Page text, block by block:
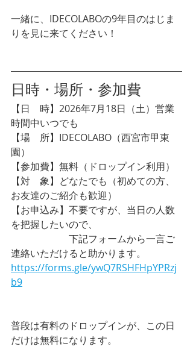
一緒に、IDECOLABOの9年目のはじま
りを見に来てください！
日時・場所・参加費
【日　時】2026年7月18日（土）営業
時間中いつでも
【場　所】IDECOLABO（西宮市甲東
園）
【参加費】無料（ドロップイン利用）
【対　象】どなたでも（初めての方、
お友達のご紹介も歓迎）
【お申込み】不要ですが、当日の人数
を把握したいので、
下記フォームから一言ご
連絡いただけると助かります。
https://forms.gle/ywQ7RSHFHpYPRzj
b9
普段は有料のドロップインが、この日
だけは無料になります。